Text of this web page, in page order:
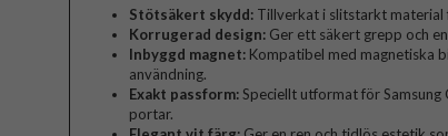
Stötsäkert skydd: Tillverkat i slitstarkt
Korrugerad design: Ger ett säkert grepp och
Inbyggd magnet: Kompatibel med magnetiska
användning.
Exakt passform:Speciellt utformat för
portar.